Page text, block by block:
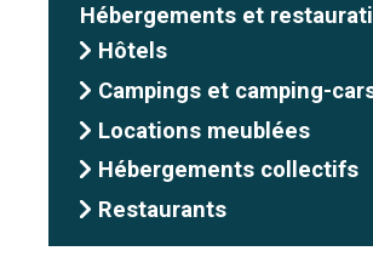
Hébergements et
Hôtels
Campings et camping-
Locations meublées
Hébergements collectifs
Restaurants